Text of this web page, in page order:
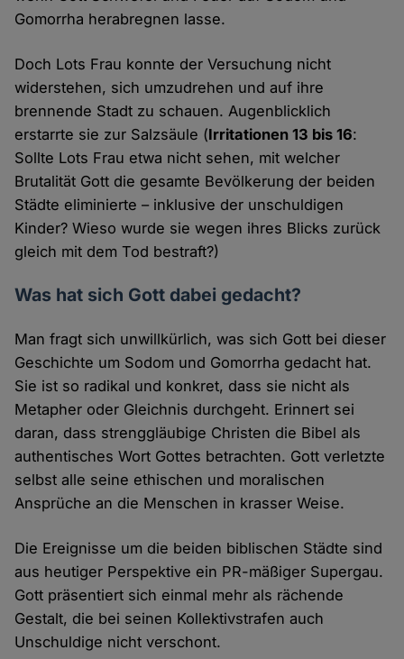
Gomorrha herabregnen lasse.
Doch Lots Frau konnte der Versuchung nicht
widerstehen, sich umzudrehen und auf ihre
brennende Stadt zu schauen. Augenblicklich
erstarrte sie zur Salzsäule (Irritationen 13 bis 16:
Sollte Lots Frau etwa nicht sehen, mit welcher
Brutalität Gott die gesamte Bevölkerung der beiden
Städte eliminierte – inklusive der unschuldigen
Kinder? Wieso wurde sie wegen ihres Blicks zurück
gleich mit dem Tod bestraft?)
Was hat sich Gott dabei gedacht?
Man fragt sich unwillkürlich, was sich Gott bei dieser
Geschichte um Sodom und Gomorrha gedacht hat.
Sie ist so radikal und konkret, dass sie nicht als
Metapher oder Gleichnis durchgeht. Erinnert sei
daran, dass strenggläubige Christen die Bibel als
authentisches Wort Gottes betrachten. Gott verletzte
selbst alle seine ethischen und moralischen
Ansprüche an die Menschen in krasser Weise.
Die Ereignisse um die beiden biblischen Städte sind
aus heutiger Perspektive ein PR-mäßiger Supergau.
Gott präsentiert sich einmal mehr als rächende
Gestalt, die bei seinen Kollektivstrafen auch
Unschuldige nicht verschont.